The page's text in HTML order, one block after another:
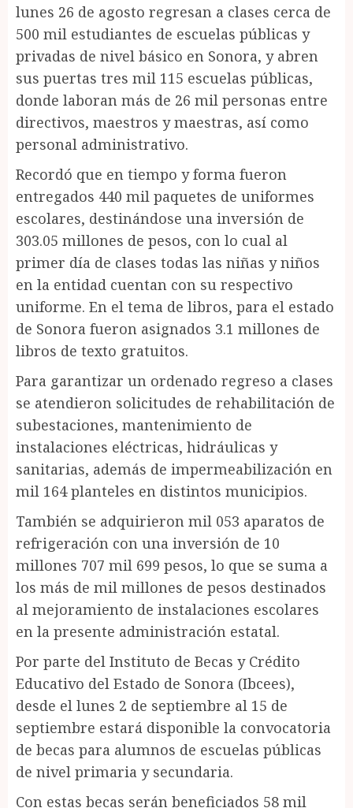
lunes 26 de agosto regresan a clases cerca de
500 mil estudiantes de escuelas públicas y
privadas de nivel básico en Sonora, y abren
sus puertas tres mil 115 escuelas públicas,
donde laboran más de 26 mil personas entre
directivos, maestros y maestras, así como
personal administrativo.
Recordó que en tiempo y forma fueron
entregados 440 mil paquetes de uniformes
escolares, destinándose una inversión de
303.05 millones de pesos, con lo cual al
primer día de clases todas las niñas y niños
en la entidad cuentan con su respectivo
uniforme. En el tema de libros, para el estado
de Sonora fueron asignados 3.1 millones de
libros de texto gratuitos.
Para garantizar un ordenado regreso a clases
se atendieron solicitudes de rehabilitación de
subestaciones, mantenimiento de
instalaciones eléctricas, hidráulicas y
sanitarias, además de impermeabilización en
mil 164 planteles en distintos municipios.
También se adquirieron mil 053 aparatos de
refrigeración con una inversión de 10
millones 707 mil 699 pesos, lo que se suma a
los más de mil millones de pesos destinados
al mejoramiento de instalaciones escolares
en la presente administración estatal.
Por parte del Instituto de Becas y Crédito
Educativo del Estado de Sonora (Ibcees),
desde el lunes 2 de septiembre al 15 de
septiembre estará disponible la convocatoria
de becas para alumnos de escuelas públicas
de nivel primaria y secundaria.
Con estas becas serán beneficiados 58 mil